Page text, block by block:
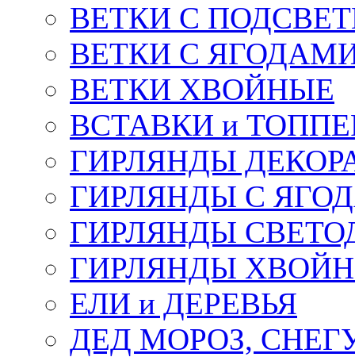
ВЕТКИ С
ВЕТКИ С
ВЕТКИ ХВОЙНЫЕ
ВСТАВКИ и
ГИРЛЯНДЫ
ГИРЛЯНДЫ С
ГИРЛЯНДЫ
ГИРЛЯНДЫ
ЕЛИ и ДЕРЕВЬЯ
ДЕД МОРОЗ,